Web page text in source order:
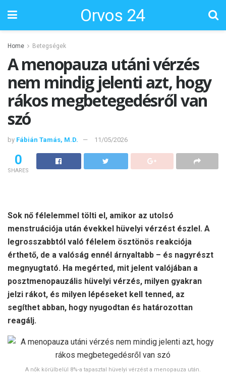
Orvos 24
Home Betegségek
A menopauza utáni vérzés
nem mindig jelenti azt, hogy
rákos megbetegedésről van
szó
by Fábián Tamás, M.D. 11/05/2026
0
SHARES
Sok nő félelemmel tölti el, amikor az utolsó
menstruációja után évekkel hüvelyi vérzést észlel. A
legrosszabbtól való félelem ösztönös reakciója
érthető, de a valóság ennél árnyaltabb – és nagyrészt
megnyugtató. Ha megérted, mit jelent valójában a
posztmenopauzális hüvelyi vérzés, milyen gyakran
jelzi rákot, és milyen lépéseket kell tenned, az
segíthet abban, hogy nyugodtan és határozottan
reagálj.
A nők körülbelül 8%-a tapasztal hüvelyi vérzést a menopauza után.